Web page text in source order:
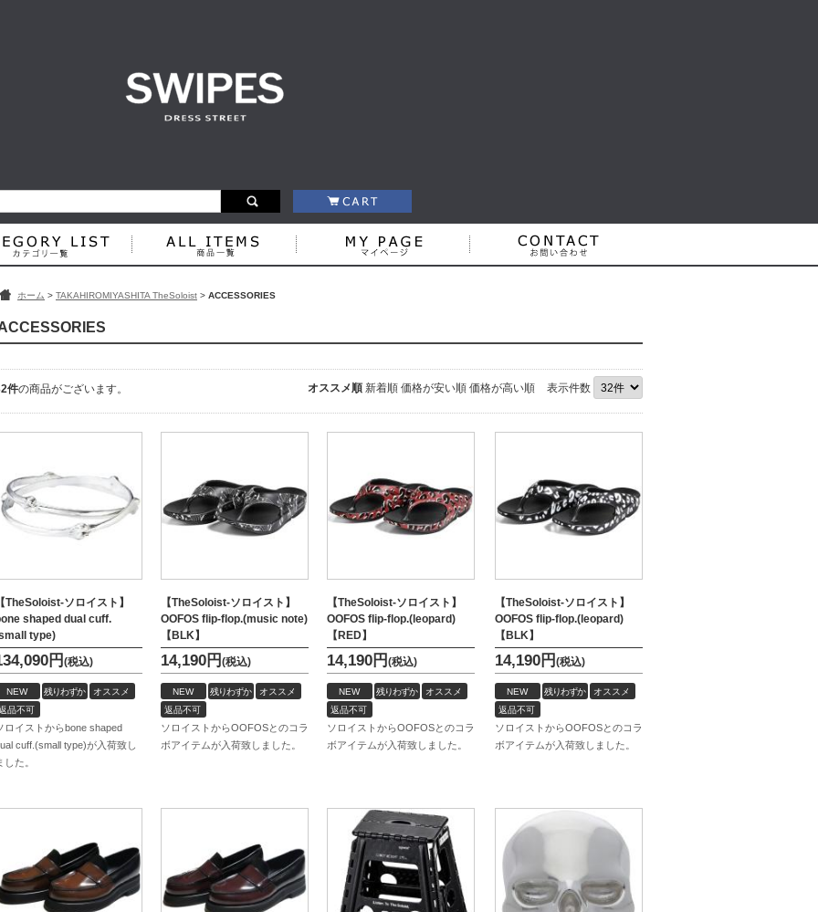
ホーム > TAKAHIROMIYASHITA TheSoloist > ACCESSORIES
件の商品がございます。 オススメ順 新着順 価格が安い順 価格が高い順 表示件数
TheSoloist-ソロイスト】
shaped dual cuff.
type)
円 (税込)
NEW 残りわずか
オススメ
品不可
ロイストからbone shaped
cuff.(small type)が入荷致し
した。
【TheSoloist-ソロイスト】
OOFOS flip-flop.(music note)
【BLK】
14,190円 (税込)
NEW 残りわずか
オススメ
返品不可
ソロイストからOOFOSとのコラ
ボアイテムが入荷致しました。
【TheSoloist-ソロイスト】
OOFOS flip-flop.(leopard)
【RED】
14,190円 (税込)
NEW 残りわずか
オススメ
返品不可
ソロイストからOOFOSとのコラ
ボアイテムが入荷致しました。
【TheSoloist-ソロイスト】
OOFOS flip-flop.(leopard)
【BLK】
14,190円 (税込)
NEW 残りわずか
オススメ
返品不可
ソロイストからOOFOSとのコラ
ボアイテムが入荷致しました。